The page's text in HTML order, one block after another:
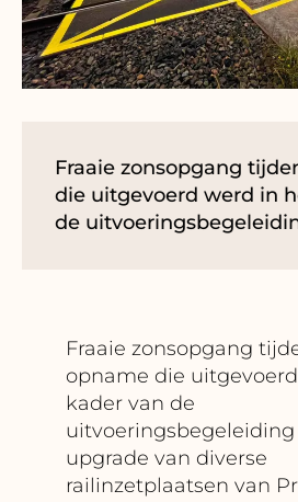
Fraaie zonsopgang
die uitgevoerd werd in
de
Fraaie zonsopgang
opname die
kader van de
uitvoeringsbegeleiding
upgrade van diverse
railinzetplaatsen van